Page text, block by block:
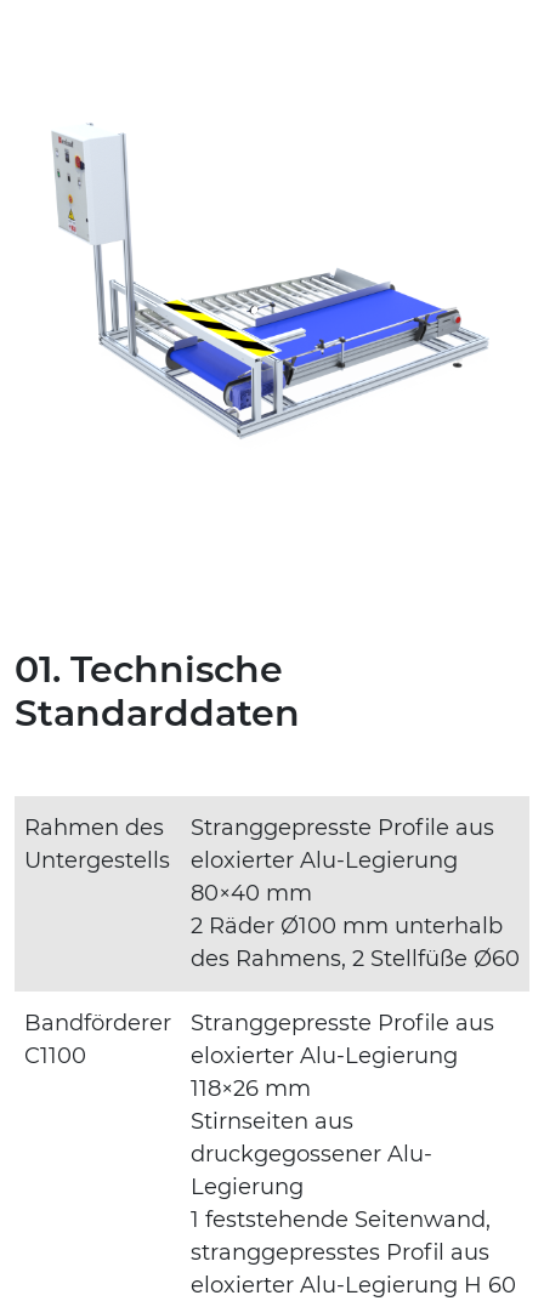
01. Technische
Standarddaten
Rahmen des
Untergestells
Stranggepresste Profile aus
eloxierter Alu-Legierung
80×40 mm
2 Räder Ø100 mm unterhalb
des Rahmens, 2 Stellfüße Ø60
Bandförderer
C1100
Stranggepresste Profile aus
eloxierter Alu-Legierung
118×26 mm
Stirnseiten aus
druckgegossener Alu-
Legierung
1 feststehende Seitenwand,
stranggepresstes Profil aus
eloxierter Alu-Legierung H 60